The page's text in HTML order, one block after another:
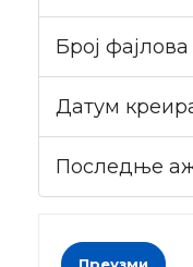
Број фајлова
Датум
Последње